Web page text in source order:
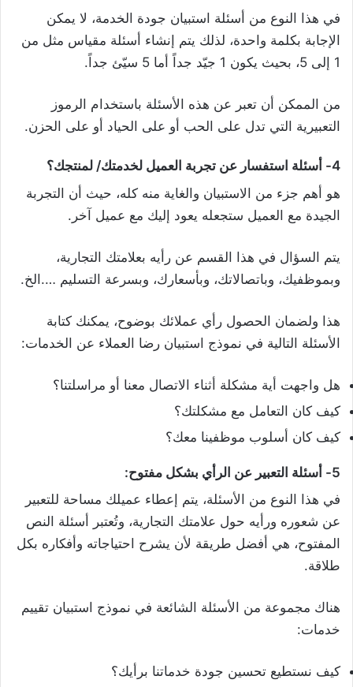
في هذا النوع من أسئلة استبيان جودة الخدمة، لا يمكن
الإجابة بكلمة واحدة، لذلك يتم إنشاء أسئلة مقياس مثل من
1 إلى 5، بحيث يكون 1 جيّد جداً أما 5 سيّئ جداً.
من الممكن أن تعبر عن هذه الأسئلة باستخدام الرموز
التعبيرية التي تدل على الحب أو على الحياد أو على الحزن.
4- أسئلة استفسار عن تجربة العميل لخدمتك/ لمنتجك؟
هو أهم جزء من الاستبيان والغاية منه كله، حيث أن التجربة
الجيدة مع العميل ستجعله يعود إليك مع عميل آخر.
يتم السؤال في هذا القسم عن رأيه بعلامتك التجارية،
وبموظفيك، وباتصالاتك، وبأسعارك، وبسرعة التسليم ….الخ.
هذا ولضمان الحصول رأي عملائك بوضوح، يمكنك كتابة
الأسئلة التالية في نموذج استبيان رضا العملاء عن الخدمات:
هل واجهت أية مشكلة أثناء الاتصال معنا أو مراسلتنا؟
كيف كان التعامل مع مشكلتك؟
كيف كان أسلوب موظفينا معك؟
5- أسئلة التعبير عن الرأي بشكل مفتوح:
في هذا النوع من الأسئلة، يتم إعطاء عميلك مساحة للتعبير
عن شعوره ورأيه حول علامتك التجارية، وتُعتبر أسئلة النص
المفتوح، هي أفضل طريقة لأن يشرح احتياجاته وأفكاره بكل
طلاقة.
هناك مجموعة من الأسئلة الشائعة في نموذج استبيان تقييم
خدمات:
كيف نستطيع تحسين جودة خدماتنا برأيك؟